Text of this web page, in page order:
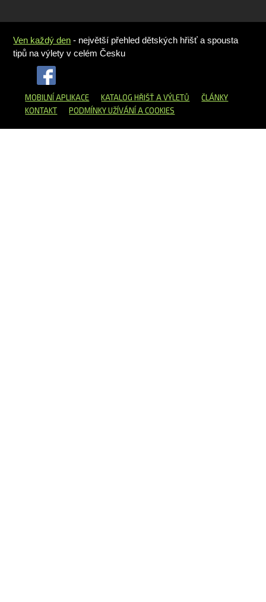
Ven každý den - největší přehled dětských hřišť a spousta
tipů na výlety v celém Česku
MOBILNÍ APLIKACE KATALOG HŘIŠŤA VÝLETŮ
ČLÁNKY
KONTAKT
PODMÍNKY UŽÍVÁNÍ A COOKIES